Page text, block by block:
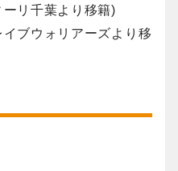
リ千葉より移籍)
ブウォリアーズより移